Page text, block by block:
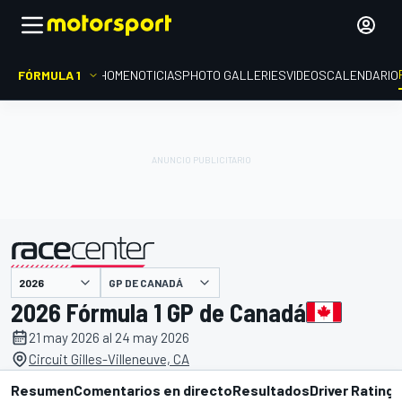
FÓRMULA 1 HOMENOTICIASPHOTO GALLERIESVIDEOSCALENDARIO
presentado por GP DE CANADÁ
2026 Fórmula 1 GP de Canadá
21 may 2026 al 24 may 2026
Circuit Gilles-Villeneuve, CA
ResumenComentarios en directoResultadosDriver Ratings